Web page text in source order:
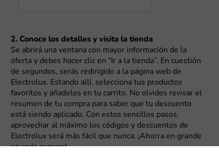
2. Conoce los detalles y visita la tienda
Se abrirá una ventana con mayor información de la
oferta y debes hacer clic en “Ir a la tienda”. En cuestión
de segundos, serás redirigido a la página web de
Electrolux. Estando allí, selecciona tus productos
favoritos y añadelos en tu carrito. No olvides revisar el
resumen de tu compra para saber que tu descuento
está siendo aplicado. Con estos sencillos pasos,
aprovechar al máximo los códigos y descuentos de
Electrolux será más fácil que nunca. ¡Ahorra en grande
en cada compra!